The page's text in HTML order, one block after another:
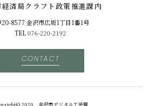
済局クラフト政策推進課内
8577 ⾦沢市広坂1丁目1番1号
TEL076-220-2192
CONTACT
2020 金沢市デジタル工芸展